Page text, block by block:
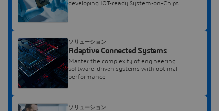
developing IOT-ready System-on-Chips
Adaptive Connected Systems
Master the complexity of engineering
software-driven systems with optimal
performance
ソリューション
ソリューション